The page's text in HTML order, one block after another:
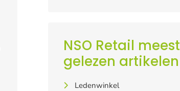
NSO Retail meest
gelezen artikelen
Ledenwinkel